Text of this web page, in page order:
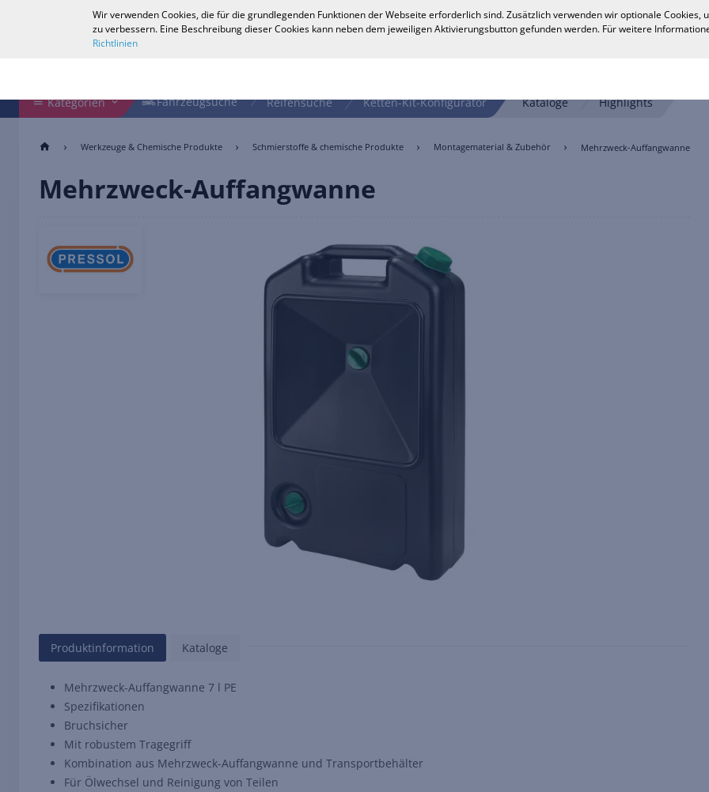
Kategorien Fahrzeugsuche Reifensuche Ketten-Kit-Konfigurator Kataloge Highlights
Werkzeuge & Chemische Produkte Schmierstoffe & chemische Produkte Montagematerial & Zubehör Mehrzweck-Auffangwanne
Mehrzweck-Auffangwanne
Produktinformation Kataloge
Mehrzweck-Auffangwanne 7 l PE
Spezifikationen
Bruchsicher
Mit robustem Tragegriff
Kombination aus Mehrzweck-Auffangwanne und Transportbehälter
Für Ölwechsel und Reinigung von Teilen
Wir verwenden Cookies, die für die grundlegenden Funktionen der Webseite erforderlich sind. Zusätzlich verwenden wir optionale
zu verbessern. Eine Beschreibung dieser Cookies kann neben dem jeweiligen Aktivierungsbutton gefunden werden. Für weitere
Richtlinien